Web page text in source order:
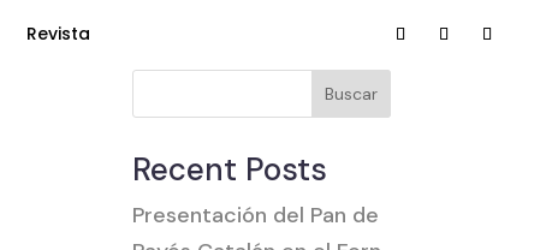
Revista
Buscar
Recent Posts
Presentación del Pan de